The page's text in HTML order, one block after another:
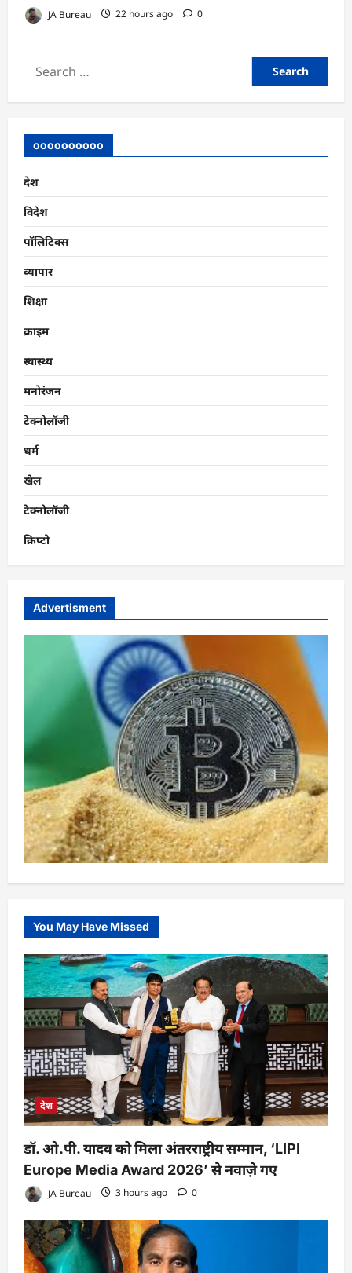
JA Bureau 22 hours ago 0
Search
for:
oooooooooo
देश
विदेश
पॉलिटिक्स
व्यापार
शिक्षा
क्राइम
स्वास्थ्य
मनोरंजन
टेक्नोलॉजी
धर्म
खेल
टेक्नोलॉजी
क्रिप्टो
Advertisment
You May Have Missed
देश
डॉ. ओ.पी. यादव को मिला अंतरराष्ट्रीय सम्मान, ‘LIPI
Europe Media Award 2026’ से नवाज़े गए
JA Bureau 3 hours ago 0